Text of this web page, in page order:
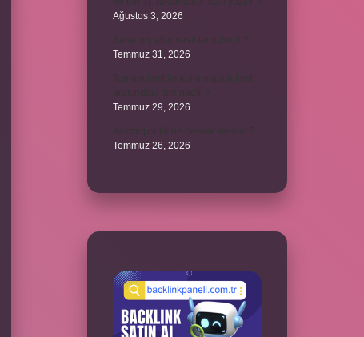
Ağustos 3, 2026
Temmuz 31, 2026
Temmuz 29, 2026
Temmuz 26, 2026